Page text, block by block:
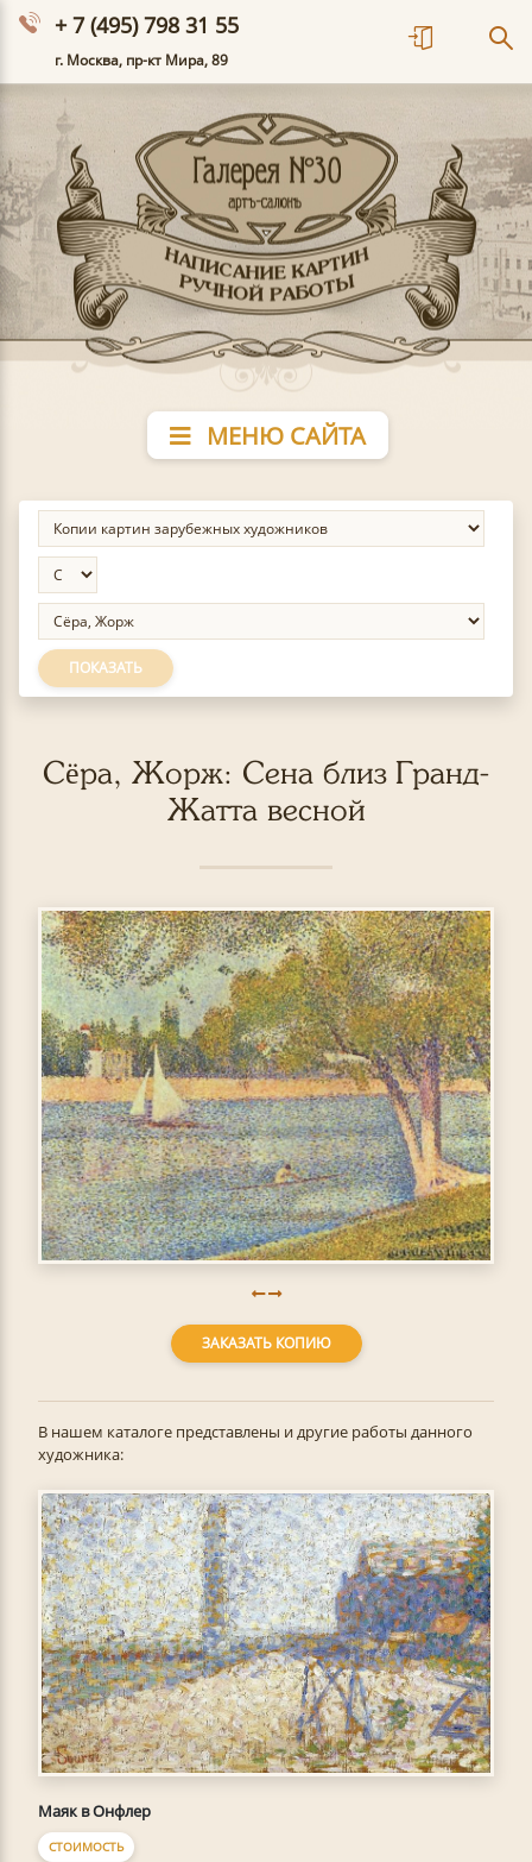
+ 7 (495) 798 31 55
г. Москва, пр-кт Мира, 89
МЕНЮ САЙТА
ПОКАЗАТЬ
Сёра, Жорж: Сена близ Гранд-
Жатта весной
ЗАКАЗАТЬ КОПИЮ
В нашем каталоге представлены и другие работы данного
художника:
Маяк в Онфлер
СТОИМОСТЬ